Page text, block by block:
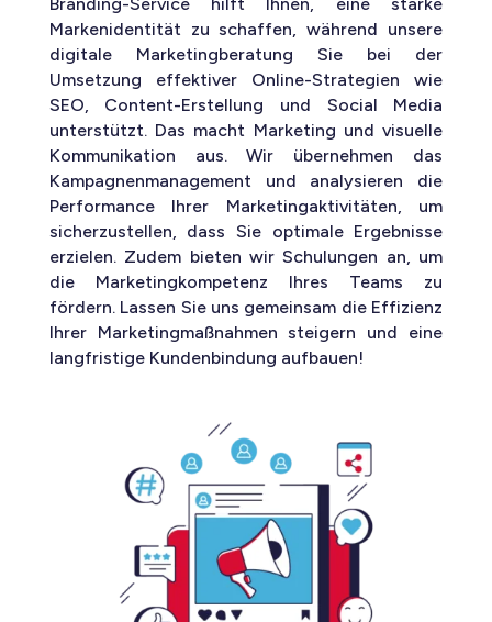
Branding-Service hilft Ihnen, eine starke
Markenidentität zu schaffen, während unsere
digitale Marketingberatung Sie bei der
Umsetzung effektiver Online-Strategien wie
SEO, Content-Erstellung und Social Media
unterstützt. Das macht Marketing und visuelle
Kommunikation aus. Wir übernehmen das
Kampagnenmanagement und analysieren die
Performance Ihrer Marketingaktivitäten, um
sicherzustellen, dass Sie optimale Ergebnisse
erzielen. Zudem bieten wir Schulungen an, um
die Marketingkompetenz Ihres Teams zu
fördern. Lassen Sie uns gemeinsam die Effizienz
Ihrer Marketingmaßnahmen steigern und eine
langfristige Kundenbindung aufbauen!